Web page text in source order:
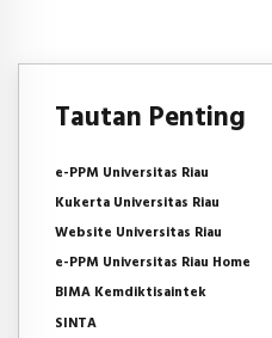
Tautan Penting
e-PPM Universitas Riau
Kukerta Universitas Riau
Website Universitas Riau
e-PPM Universitas Riau Home
BIMA Kemdiktisaintek
SINTA